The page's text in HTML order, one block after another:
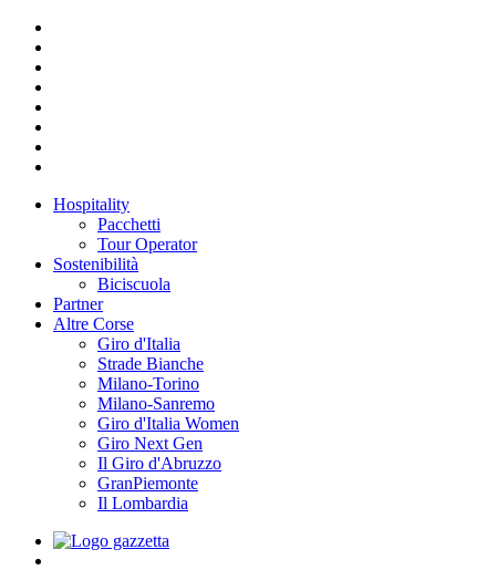
Hospitality
Pacchetti
Tour Operator
Sostenibilità
Biciscuola
Partner
Altre Corse
Giro d'Italia
Strade Bianche
Milano-Torino
Milano-Sanremo
Giro d'Italia Women
Giro Next Gen
Il Giro d'Abruzzo
GranPiemonte
Il Lombardia